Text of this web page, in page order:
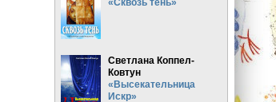
Светлана Коппел-
Ковтун
«Высекательница
Искр»